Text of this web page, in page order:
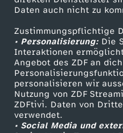
Daten auch nicht zu
Zustimmungspflichtige
• Personalisierung:Die
Interaktionen
Angebot des ZDF an
personalisieren wir
Nutzung von ZDF
ZDFtivi. Daten von
verwendet.
• Social Media und
W
e
l
t
ZDFtext
Livestreams
Sendungen A-Z
TV-Programm
ZDF Unternehmen